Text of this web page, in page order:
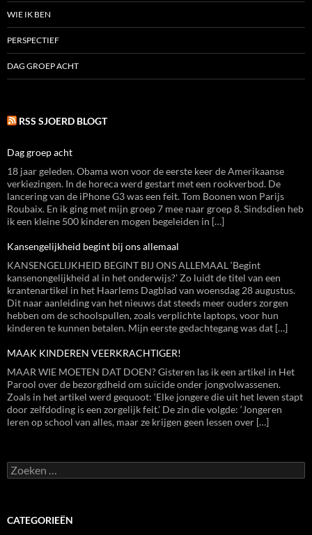
WIE IK BEN
PERSPECTIEF
DAG GROEP ACHT
RSS SJOERD BLOGT
Dag groep acht
18 jaar geleden. Obama won voor de eerste keer de Amerikaanse
verkiezingen. In de horeca werd gestart met een rookverbod. De
lancering van de iPhone G3 was een feit. Tom Boonen won Parijs
Roubaix. En ik ging met mijn groep 7 mee naar groep 8. Sindsdien heb
ik een kleine 500 kinderen mogen begeleiden in […]
Kansengelijkheid begint bij ons allemaal
KANSENGELIJKHEID BEGINT BIJ ONS ALLEMAAL ‘Begint
kansenongelijkheid al in het onderwijs?’ Zo luidt de titel van een
krantenartikel in het Haarlems Dagblad van woensdag 28 augustus.
Dit naar aanleiding van het nieuws dat steeds meer ouders zorgen
hebben om de schoolspullen, zoals verplichte laptops, voor hun
kinderen te kunnen betalen. Mijn eerste gedachtegang was dat […]
MAAK KINDEREN VEERKRACHTIGER!
MAAR WIE MOETEN DAT DOEN? Gisteren las ik een artikel in Het
Parool over de bezorgdheid om suïcide onder jongvolwassenen.
Zoals in het artikel werd gequoot: ‘Elke jongere die uit het leven stapt
door zelfdoding is een zorgelijk feit.’ De zin die volgde: ‘Jongeren
leren op school van alles, maar ze krijgen geen lessen over […]
Zoeken
naar:
CATEGORIEËN